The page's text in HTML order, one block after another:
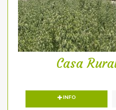
Casa
INFO